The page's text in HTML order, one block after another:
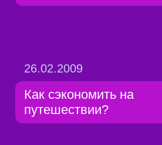
26.02.2009
Как сэкономить на
путешествии?